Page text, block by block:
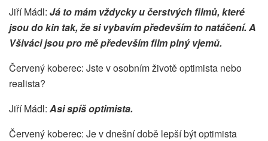
Jiří Mádl: Já to mám vždycky u čerstvých filmů, které
jsou do kin tak, že si vybavím především to natáčení. A
Všiváci jsou pro mě především film plný vjemů.
Červený koberec: Jste v osobním životě optimista nebo
realista?
Jiří Mádl: Asi spíš optimista.
Červený koberec: Je v dnešní době lepší být optimista